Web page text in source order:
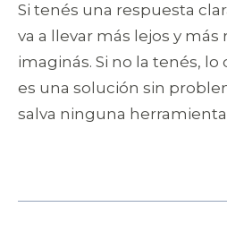
Si tenés una respuesta
va a llevar más lejos y
imaginás. Si no la tenés,
es una solución sin
salva ninguna